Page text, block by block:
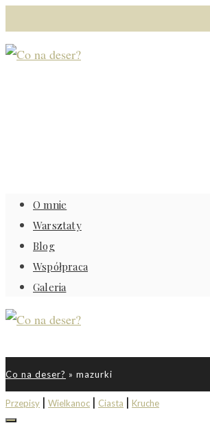
O mnie
Warsztaty
Blog
Współpraca
Galeria
Co na deser? » mazurki
Przepisy | Wielkanoc | Ciasta | Kruche